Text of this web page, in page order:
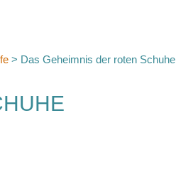
> Das Geheimnis der roten Schuhe